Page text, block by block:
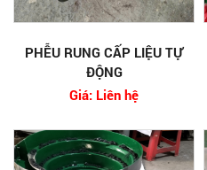
PHỄU RUNG CẤP LIỆU TỰ
ĐỘNG
Giá: Liên hệ